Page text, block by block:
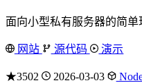
面向小型私有服务器的简单
网站 源代码 演示
★3502 2026-03-03